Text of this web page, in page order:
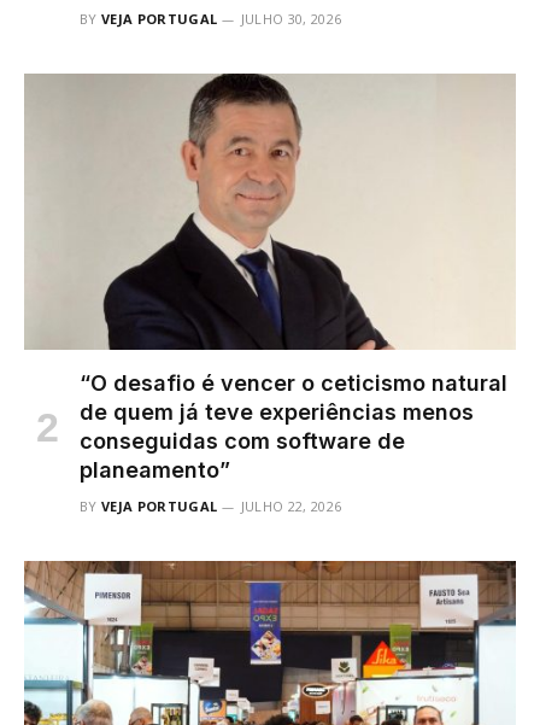
BY VEJA PORTUGAL JULHO 30, 2026
“O desafio é vencer o ceticismo natural
de quem já teve experiências menos
conseguidas com software de
planeamento”
BY VEJA PORTUGAL JULHO 22, 2026